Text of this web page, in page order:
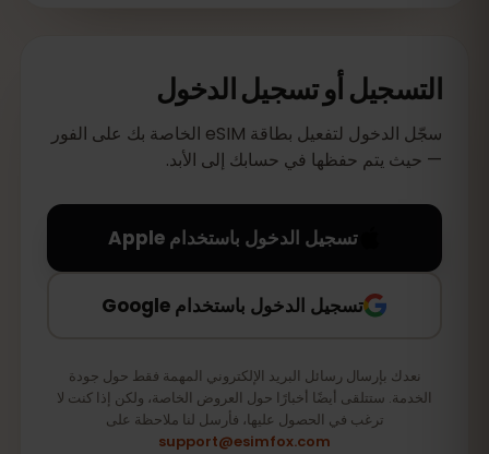
التسجيل أو تسجيل الدخول
سجّل الدخول لتفعيل بطاقة eSIM الخاصة بك على الفور
— حيث يتم حفظها في حسابك إلى الأبد.
تسجيل الدخول باستخدام Apple
تسجيل الدخول باستخدام Google
نعدك بإرسال رسائل البريد الإلكتروني المهمة فقط حول جودة
الخدمة. ستتلقى أيضًا أخبارًا حول العروض الخاصة، ولكن إذا كنت لا
ترغب في الحصول عليها، فأرسل لنا ملاحظة على
support@esimfox.com